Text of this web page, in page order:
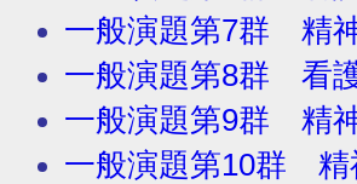
一般演題第7群 精
一般演題第8群 看
一般演題第9群 精
一般演題第10群